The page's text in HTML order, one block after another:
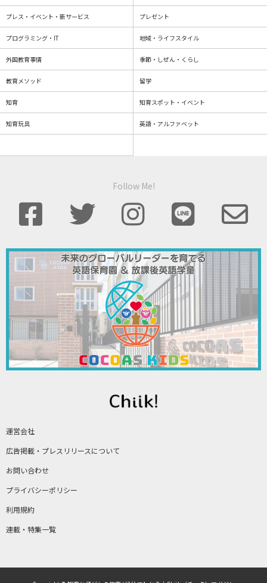
運営会社
広告掲載・プレスリリースについて
お問い合わせ
プライバシーポリシー
利用規約
連載・特集一覧
プレス・イベント・新サービス プレゼント
プログラミング・IT 地域・ライフスタイル
外国教育事情 季節・しぜん・くらし
教育メソッド 留学
知育 知育スポット・イベント
知育玩具 英語・アルファベット
Follow Me!